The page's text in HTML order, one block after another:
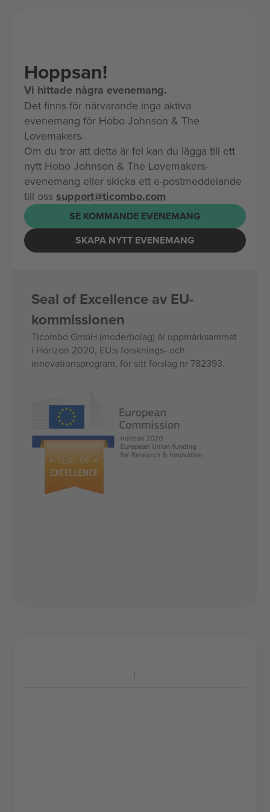
Hoppsan!
Vi hittade några evenemang.
Det finns för närvarande inga aktiva
evenemang för Hobo Johnson & The
Lovemakers.
Om du tror att detta är fel kan du lägga till ett
nytt Hobo Johnson & The Lovemakers-
evenemang eller skicka ett e-postmeddelande
till oss support@ticombo.com
SE KOMMANDE EVENEMANG
SKAPA NYTT EVENEMANG
Seal of Excellence av EU-
kommissionen
Ticombo GmbH (moderbolag) är uppmärksammat
i Horizon 2020, EU:s forsknings- och
innovationsprogram, för sitt förslag nr 782393.